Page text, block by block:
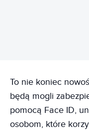
To nie koniec
będą mogli
pomocą Face ID,
osobom, które